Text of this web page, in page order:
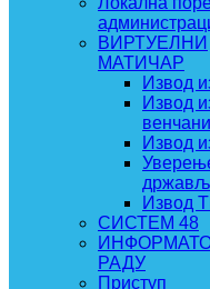
ВИРТУЕЛНИ
МАТИЧАР
Извод
Извод
Извод
Извод
СИСТЕМ 48
РАДУ
Приступ